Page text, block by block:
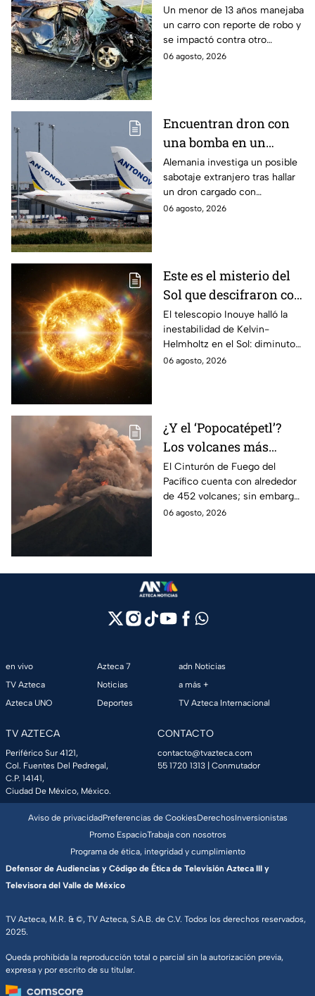
provoca brutal
accidente; hay un
muerto y heridos de
gravedad
Un menor de 13 años manejaba
un carro con reporte de robo y
se impactó contra otro
vehículo en Maryland, Estados
06 agosto, 2026
Encuentran dron con
una bomba en un
aeropuerto de
Alemania: no explotó
por falla técnica
Alemania investiga un posible
sabotaje extranjero tras hallar
un dron cargado con
explosivos en el aeropuerto de
06 agosto, 2026
Este es el misterio del
Sol que descifraron con
un telescopio en
Hawái: explica las
tormentas solares que
afectan a la Tierra
El telescopio Inouye halló la
inestabilidad de Kelvin-
Helmholtz en el Sol: diminutos
remolinos que explicarían el
06 agosto, 2026
¿Y el ‘Popocatépetl’?
Los volcanes más
activos del Cinturón de
Fuego
El Cinturón de Fuego del
Pacífico cuenta con alrededor
de 452 volcanes; sin embargo,
solo algunos de ellos presentan
06 agosto, 2026
en vivo
TV Azteca
Azteca UNO
Azteca 7
Noticias
Deportes
adn Noticias
a más +
TV Azteca Internacional
TV AZTECA
Periférico Sur 4121,
Col. Fuentes Del Pedregal,
C.P. 14141,
Ciudad De México, México.
CONTACTO
contacto@tvazteca.com
55 1720 1313 | Conmutador
TV Azteca, M.R. & ©, TV Azteca, S.A.B. de C.V. Todos los derechos reservados,
2025.
Queda prohibida la reproducción total o parcial sin la autorización previa,
expresa y por escrito de su titular.
Aviso de privacidadPreferencias de CookiesDerechosInversionistas
Promo EspacioTrabaja con nosotros
Programa de ética, integridad y cumplimiento
Defensor de Audiencias y Código de Ética de Televisión Azteca III y
Televisora del Valle de México